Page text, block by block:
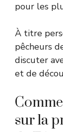
pour les
À titre
pêcheurs
discuter
et de
sur la